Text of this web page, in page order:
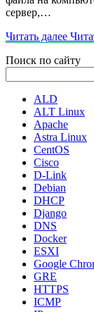
сервер,…
Читать далее
Поиск по сайту
ALD
ALT Linux
Apache
Astra Linux
CentOS
Cisco
D-Link
Debian
DHCP
Django
DNS
Docker
ESXI
Google
GRE
HTTPS
ICMP